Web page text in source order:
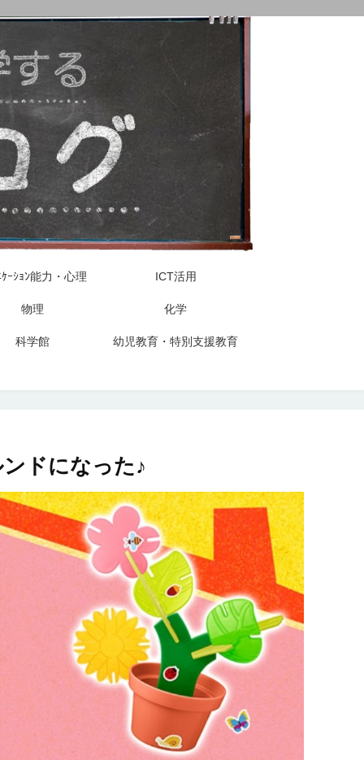
ｹｰｼｮﾝ能力・心理 ICT活用
物理 化学
科学館 幼児教育・特別支援教育
ドになった♪